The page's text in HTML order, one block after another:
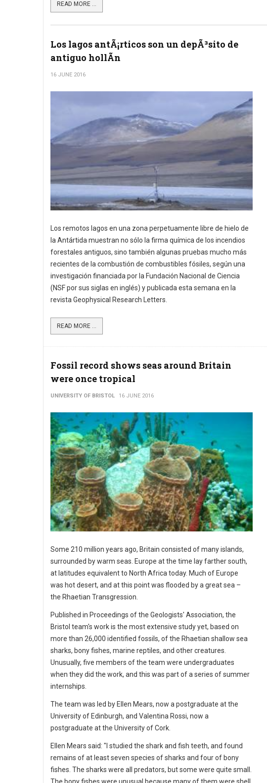
READ MORE ...
Los lagos antÃ¡rticos son un depÃ³sito de
antiguo hollÃ­n
16 JUNE 2016
Los remotos lagos en una zona perpetuamente libre de hielo de
la Antártida muestran no sólo la firma química de los incendios
forestales antiguos, sino también algunas pruebas mucho más
recientes de la combustión de combustibles fósiles, según una
investigación financiada por la Fundación Nacional de Ciencia
(NSF por sus siglas en inglés) y publicada esta semana en la
revista Geophysical Research Letters.
READ MORE ...
Fossil record shows seas around Britain
were once tropical
UNIVERSITY OF BRISTOL 16 JUNE 2016
Some 210 million years ago, Britain consisted of many islands,
surrounded by warm seas. Europe at the time lay farther south,
at latitudes equivalent to North Africa today. Much of Europe
was hot desert, and at this point was flooded by a great sea –
the Rhaetian Transgression.
Published in Proceedings of the Geologists' Association, the
Bristol team's work is the most extensive study yet, based on
more than 26,000 identified fossils, of the Rhaetian shallow sea
sharks, bony fishes, marine reptiles, and other creatures.
Unusually, five members of the team were undergraduates
when they did the work, and this was part of a series of summer
internships.
The team was led by Ellen Mears, now a postgraduate at the
University of Edinburgh, and Valentina Rossi, now a
postgraduate at the University of Cork.
Ellen Mears said: "I studied the shark and fish teeth, and found
remains of at least seven species of sharks and four of bony
fishes. The sharks were all predators, but some were quite small.